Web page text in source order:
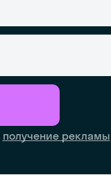
получение рекламы